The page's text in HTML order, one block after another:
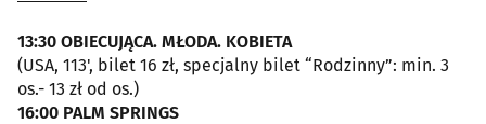
13:30 OBIECUJĄCA. MŁODA. KOBIETA
(USA, 113', bilet 16 zł, specjalny bilet “Rodzinny”: min. 3
os.- 13 zł od os.)
16:00 PALM SPRINGS